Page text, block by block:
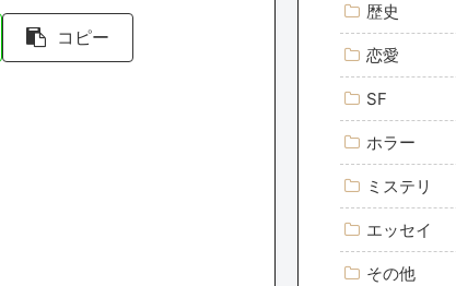
コピー
歴史
恋愛
SF
ホラー
ミステリ
エッセイ
その他